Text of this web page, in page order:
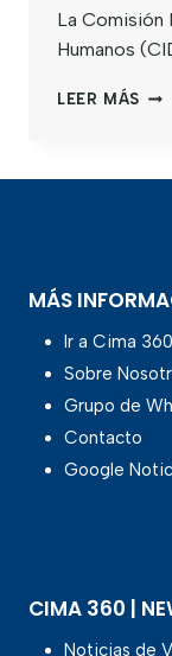
La Comisión
Humanos
LEER MÁS
MÁS
Ir a Cima 360
Sobre
Grupo de
Contacto
Google
CIMA 360 |
Noticias de